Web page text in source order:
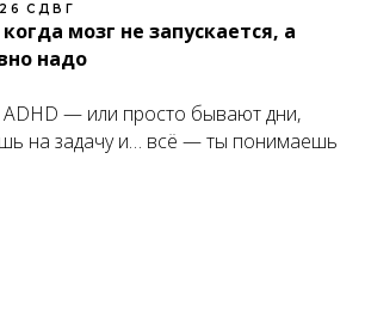
СДВГ
мозг не запускается, а
надо
ADHD — или просто бывают дни,
на задачу и… всё — ты понимаешь